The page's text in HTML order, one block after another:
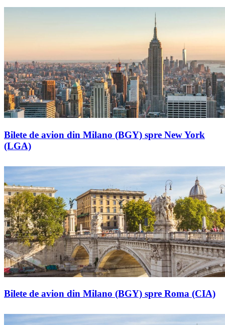
Bilete de avion din Milano (BGY) spre New York
(LGA)
Bilete de avion din Milano (BGY) spre Roma (CIA)